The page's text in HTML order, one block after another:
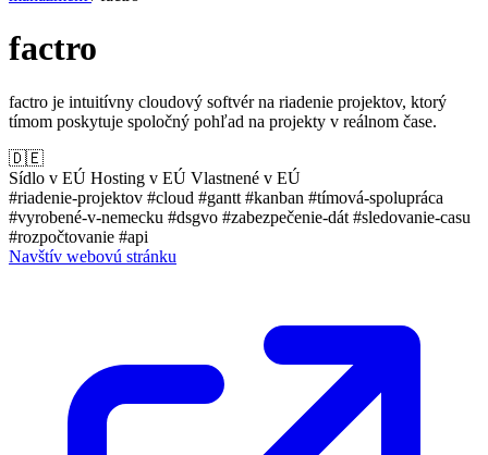
factro
factro je intuitívny cloudový softvér na riadenie projektov, ktorý
tímom poskytuje spoločný pohľad na projekty v reálnom čase.
🇩🇪
Sídlo v EÚ Hosting v EÚ Vlastnené v EÚ
#riadenie-projektov #cloud #gantt #kanban #tímová-spolupráca
#vyrobené-v-nemecku #dsgvo #zabezpečenie-dát #sledovanie-casu
#rozpočtovanie #api
Navštív webovú stránku